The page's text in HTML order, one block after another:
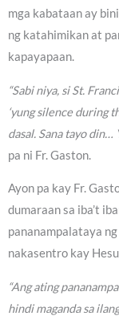
mga kabataan ay
ng katahimikan at
kapayapaan.
“Sabi niya, si St.
‘yung silence during
dasal. Sana tayo din…
pa ni Fr. Gaston.
Ayon pa kay Fr.
dumaraan sa iba’t
pananampalataya
nakasentro kay
“Ang ating
hindi maganda sa